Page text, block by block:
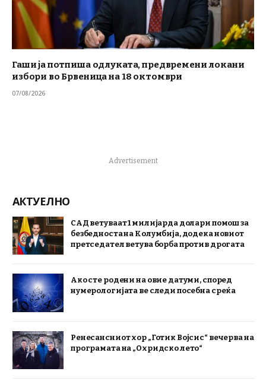
Гаши ја потпиша одлуката, предвремени локани
избори во Брвеница на 18 октомври
07/08/2026
Advertisement
АКТУЕЛНО
САД ветуваат 1 милијарда долари помош за
безбедноста на Колумбија, додека новиот
претседател ветува борба против дрогата
Ако сте родени на овие датуми, според
нумерологијата ве следи посебна среќа
Ренесансниот хор „Готик Војсис“ вечерва на
програмата на „Охридско лето“